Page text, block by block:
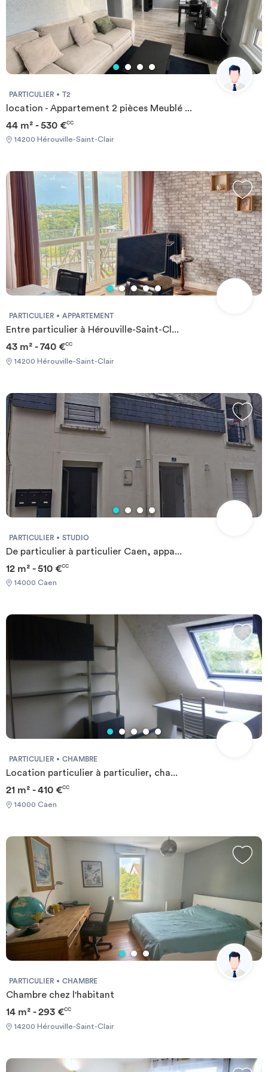
PARTICULIER T2
location - Appartement 2 pièces Meublé ...
44 m² - 530 €CC
14200 Hérouville-Saint-Clair
PARTICULIER APPARTEMENT
Entre particulier à Hérouville-Saint-Cl...
43 m² - 740 €CC
14200 Hérouville-Saint-Clair
PARTICULIER STUDIO
De particulier à particulier Caen, appa...
12 m² - 510 €CC
14000 Caen
PARTICULIER CHAMBRE
Location particulier à particulier, cha...
21 m² - 410 €CC
14000 Caen
PARTICULIER CHAMBRE
Chambre chez l'habitant
14 m² - 293 €CC
14200 Hérouville-Saint-Clair